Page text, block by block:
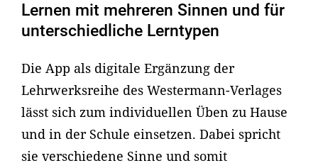
Lernen mit mehreren Sinnen und für
unterschiedliche Lerntypen
Die App als digitale Ergänzung der
Lehrwerksreihe des Westermann-Verlages
lässt sich zum individuellen Üben zu Hause
und in der Schule einsetzen. Dabei spricht
sie verschiedene Sinne und somit